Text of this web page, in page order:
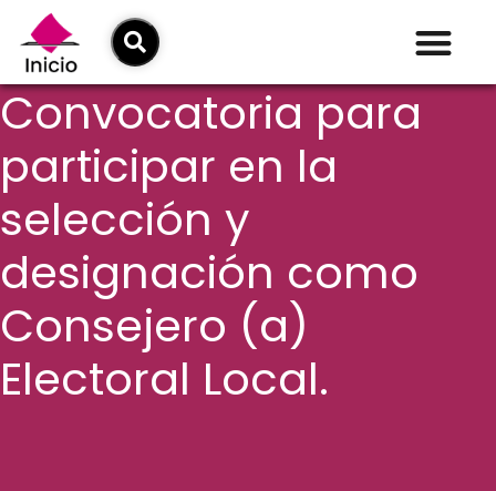
Convocatoria para
participar en la
selección y
designación como
Consejero (a)
Electoral Local.